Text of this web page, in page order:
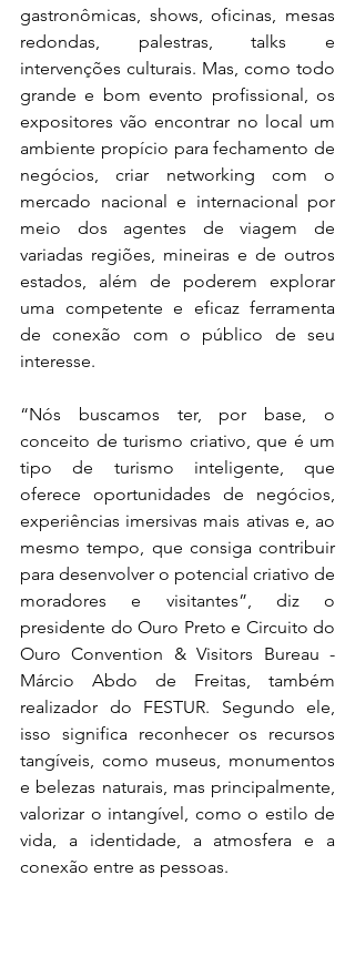
gastronômicas, shows, oficinas, mesas
redondas, palestras, talks e
intervenções culturais. Mas, como todo
grande e bom evento profissional, os
expositores vão encontrar no local um
ambiente propício para fechamento de
negócios, criar networking com o
mercado nacional e internacional por
meio dos agentes de viagem de
variadas regiões, mineiras e de outros
estados, além de poderem explorar
uma competente e eficaz ferramenta
de conexão com o público de seu
interesse.
“Nós buscamos ter, por base, o
conceito de turismo criativo, que é um
tipo de turismo inteligente, que
oferece oportunidades de negócios,
experiências imersivas mais ativas e, ao
mesmo tempo, que consiga contribuir
para desenvolver o potencial criativo de
moradores e visitantes”, diz o
presidente do Ouro Preto e Circuito do
Ouro Convention & Visitors Bureau -
Márcio Abdo de Freitas, também
realizador do FESTUR. Segundo ele,
isso significa reconhecer os recursos
tangíveis, como museus, monumentos
e belezas naturais, mas principalmente,
valorizar o intangível, como o estilo de
vida, a identidade, a atmosfera e a
conexão entre as pessoas.